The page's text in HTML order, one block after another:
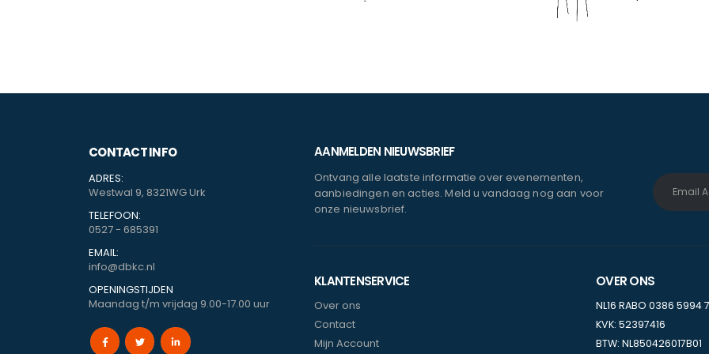
CONTACT INFO
ADRES:
Westwal 9, 8321WG Urk
TELEFOON:
0527 - 685391
EMAIL:
info@dbkc.nl
OPENINGSTIJDEN
Maandag t/m vrijdag 9.00-17.00 uur
AANMELDEN NIEUWSBRIEF
Ontvang alle laatste informatie over evenementen,
aanbiedingen en acties. Meld u vandaag nog aan voor
onze nieuwsbrief.
KLANTENSERVICE
Over ons
Contact
Mijn Account
OVER ONS
NL16 RABO 0386 5994
KVK: 52397416
BTW: NL850426017B01